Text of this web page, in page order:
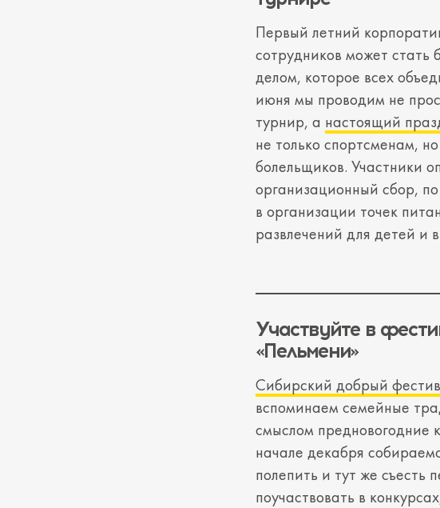
Первый летний
сотрудников может
делом, которое всех
июня мы проводим не
турнир, а настоящий
не только спортсменам,
болельщиков. Участники
организационный сбор,
в организации точек
развлечений для детей и
Участвуйте в
«Пельмени»
Сибирский добрый
вспоминаем семейные
смыслом предновогодние
начале декабря
полепить и тут же съесть
поучаствовать в